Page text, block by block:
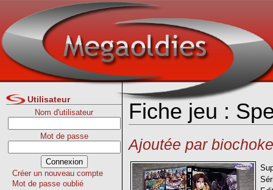
Utilisateur
Nom d'utilisateur
Mot de passe
Créer un nouveau compte
Mot de passe oublié
Fiche jeu :
Ajoutée par